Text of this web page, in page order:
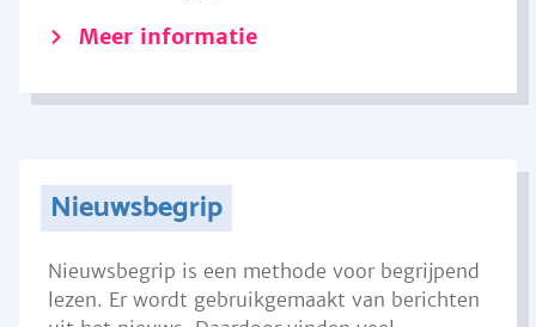
Meer informatie
Nieuwsbegrip
Nieuwsbegrip is een methode voor begrijpend
lezen. Er wordt gebruikgemaakt van berichten